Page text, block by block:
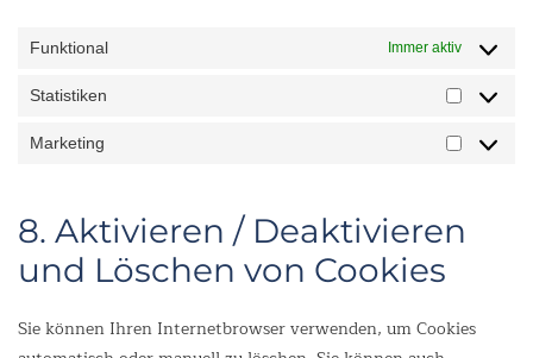
Funktional Immer aktiv
Statistiken
Marketing
8. Aktivieren / Deaktivieren
und Löschen von Cookies
Sie können Ihren Internetbrowser verwenden, um Cookies